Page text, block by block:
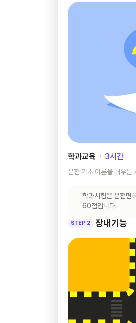
학과교육 ･ 3시간
운전 기초 이론을 배우는
학과시험은 운전면
60점입니다.
STEP 2 장내기능